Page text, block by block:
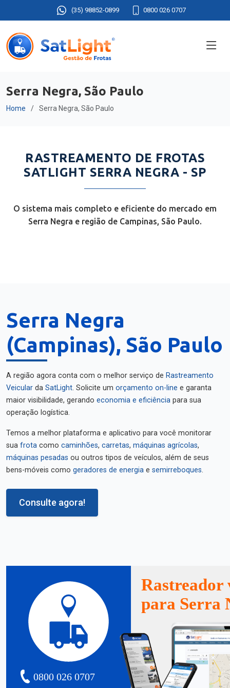
(35) 98852-0899 0800 026 0707
Serra Negra, São Paulo
Home Serra Negra, São Paulo
RASTREAMENTO DE FROTAS
SATLIGHT SERRA NEGRA - SP
O sistema mais completo e eficiente do mercado em
Serra Negra e região de Campinas, São Paulo.
Serra Negra
(Campinas), São Paulo
A região agora conta com o melhor serviço de Rastreamento
Veicular da SatLight. Solicite um orçamento on-line e garanta
maior visibilidade, gerando economia e eficiência para sua
operação logística.
Temos a melhor plataforma e aplicativo para você monitorar
sua frota como caminhões, carretas, máquinas agrícolas,
máquinas pesadas ou outros tipos de veículos, além de seus
bens-móveis como geradores de energia e semirreboques.
Consulte agora!
0800 026 0707
Rastreador
para Serra